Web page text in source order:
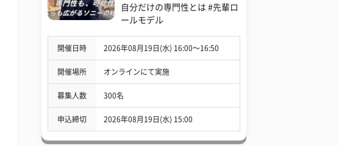
自分だけの専門性とは #先輩ロ
ールモデル
開催日時 2026年08月19日(水) 16:00〜16:50
開催場所 オンラインにて実施
募集人数 300名
申込締切 2026年08月19日(水) 15:00